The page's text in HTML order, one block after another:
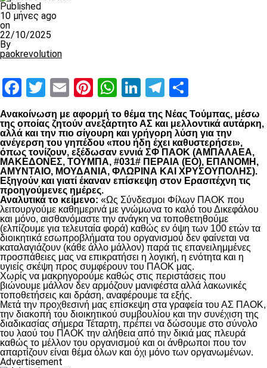
Published
10 μήνες ago
on
22/10/2025
By
paokrevolution
Facebook
Twitter
EmailPinterest
WhatsApp
LinkedIn
Telegram
Ανακοίνωση με αφορμή το θέμα της Νέας Τούμπας, μέσω
της οποίας ζητούν ανεξάρτητο ΑΣ και μελλοντικά αυτάρκη,
αλλά και την πιο σίγουρη και γρήγορη λύση για την
ανέγερση του γηπέδου «που ήδη έχει καθυστερήσει»,
όπως τονίζουν, εξέδωσαν εννιά ΣΦ ΠΑΟΚ (ΑΜΠΑΛΑΕΑ,
ΜΑΚΕΔΟΝΕΣ, ΤΟΥΜΠΑ, #031# ΠΕΡΑΙΑ (ΕΟ), ΕΠΑΝΟΜΗ,
ΑΜΥΝΤΑΙΟ, ΜΟΥΔΑΝΙΑ, ΦΛΩΡΙΝΑ ΚΑΙ ΧΡΥΣΟΥΠΟΛΗΣ).
Εξηγούν και γιατί έκαναν επίσκεψη στον Ερασιτέχνη τις
προηγούμενες ημέρες.
Αναλυτικά το κείμενο: «Ως Σύνδεσμοι Φίλων ΠΑΟΚ που
λειτουργούμε καθημερινά με γνώμωνα το καλό του Δικεφάλου
και μόνο, αισθανόμαστε την ανάγκη να τοποθετηθούμε
(ελπίζουμε για τελευταία φορά) καθώς εν όψη των 100 ετών τα
διοικητικά εσωπροβλήματα του οργανισμού δεν φαίνεται να
καταλαγιάζουν (κάθε άλλο μάλλον) παρά τις επανειλημμένες
προσπάθειες μας να επικρατήσει η λογική, η ενότητα και η
υγιείς σκέψη προς συμφέρουν του ΠΑΟΚ μας.
Χωρίς να μακρηγορούμε καθώς στις περιστάσεις που
βιώνουμε μάλλον δεν αρμόζουν μανιφέστα αλλά λακωνικές
τοποθετήσεις και δράση, αναφέρουμε τα εξής.
Μετά την προχθεσινή μας επίσκεψη στα γραφεία του ΑΣ ΠΑΟΚ,
την διακοπή του διοικητικού συμβουλίου και την συνέχιση της
διαδικασίας σήμερα Τέταρτη, πρέπει να δώσουμε στο σύνολο
του λαού του ΠΑΟΚ την αλήθεια από την δικιά μας πλευρά
καθώς το μέλλον του οργανισμού και οι άνθρωποι που τον
απαρτίζουν είναι θέμα όλων και όχι μόνο των οργανωμένων.
Advertisement